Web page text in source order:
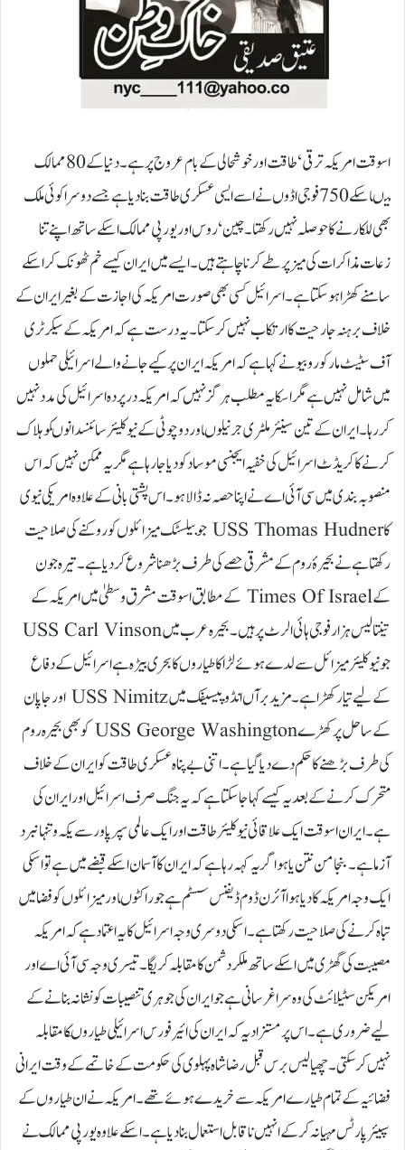
اسوقت امریکہ ترقی‘ طاقت اور خوشحالی کے بام عروج پر ہے۔ دنیا کے 80 ممالک
میںاسکے 750 فوجی اڈوں نے اسے ایسی عسکری طاقت بنا دیا ہے جسے دوسرا کوئی ملک
بھی للکارنے کا حوصلہ نہیں رکھتا۔ چین‘ روس اور یورپی ممالک اسکے ساتھ اپنے تنا
زعات مذاکرات کی میز پر طے کرنا چاہتے ہیں۔ ایسے میں ایران کیسے خم ٹھونک کر اسکے
سامنے کھڑا ہو سکتا ہے۔ اسرائیل کسی بھی صورت امریکہ کی اجازت کے بغیر ایران کے
خلاف برہنہ جارحیت کا ارتکاب نہیں کر سکتا۔ یہ درست ہے کہ امریکہ کے سیکرٹری
آف سٹیٹ مارکو روبیو نے کہا ہے کہ امریکہ ایران پر کیے جانے والے اسرائیلی حملوں
میں شامل نہیں ہے مگر اسکا یہ مطلب ہر گز نہیں کہ امریکہ در پردہ اسرائیل کی مدد نہیں
کر رہا۔ ایران کے تین سینئر ملٹری جرنیلوںاور دو چوٹی کے نیوکلیئر سائنسدانوںکو ہلاک
کرنے کا کریڈٹ اسرائیل کی خفیہ ایجنسی موساد کودیا جا رہا ہے مگر یہ ممکن نہیں کہ اس
منصوبہ بندی میں سی آئی اے نے اپنا حصہ نہ ڈالا ہو۔ اس پشتی بانی کے علاوہ امریکی نیوی
کا USS Thomas Hudner جو بیلسٹک میزائلوں کو روکنے کی صلاحیت
رکھتا ہے نے بحیرۂ روم کے مشرقی حصے کی طرف بڑھناشروع کر دیا ہے۔ تیرہ جون
کے Times Of Israel کے مطابق اسوقت مشرق وسطیٰ میں امریکہ کے
تینتالیس ہزار فوجی ہائی الرٹ پر ہیں۔ بحیرہ عرب میں USS Carl Vinson
جو نیوکلیئر میزائل سے لدے ہوئے لڑاکا طیاروں کا بحری بیڑہ ہے اسرائیل کے دفاع
کے لیے تیار کھڑا ہے۔ مزید بر آں انڈو پیسیفک میں USS Nimitz اور جاپان
کے ساحل پر کھڑے USS George Washington کو بھی بحیرہ روم
کی طرف بڑھنے کا حکم دے دیا گیاہے۔ اتنی بے پناہ عسکری طاقت کو ایران کے خلاف
متحرک کرنے کے بعد یہ کیسے کہا جا سکتا ہے کہ یہ جنگ صرف اسرائیل اور ایران کی
ہے۔ ایران اسوقت ایک علاقائی نیوکلیئر طاقت اور ایک عالمی سپر پاور سے یکہ و تنہا نبرد
آزما ہے۔ بنجامن نتن یاہو اگر یہ کہہ رہا ہے کہ ایران کا آسمان اسکے قبضے میں ہے تو اسکی
ایک وجہ امریکہ کادیا ہوا آئرن ڈوم ڈیفنس سسٹم ہے جو راکٹوںا ور میزائلوں کو فضا میں
تباہ کرنے کی صلاحیت رکھتا ہے۔ اسکی دوسری وجہ اسرائیل کا یہ اعتماد ہے کہ امریکہ
مصیبت کی گھڑی میں اسکے ساتھ ملکر دشمن کا مقابلہ کریگا۔ تیسری وجہ سی آئی اے اور
امریکن سٹیلائٹ کی وہ سراغرسانی ہے جو ایران کی جوہری تنصیبات کو نشانہ بنانے کے
لیے ضروری ہے۔ اس پر مستزاد یہ کہ ایران کی ائیر فورس اسرائیلی طیاروںکا مقابلہ
نہیں کر سکتی۔ چھیالیس برس قبل رضا شاہ پہلوی کی حکومت کے خاتمے کے وقت ایرانی
فضائیہ کے تمام طیارے امریکہ سے خریدے ہوئے تھے۔ امریکہ نے ان طیاروں کے
سپیئر پارٹس مہیا نہ کر کے انہیں نا قابل استعمال بنا دیا ہے۔ اسکے علاوہ یورپی ممالک نے